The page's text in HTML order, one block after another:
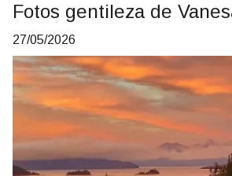
Fotos gentileza de
27/05/2026